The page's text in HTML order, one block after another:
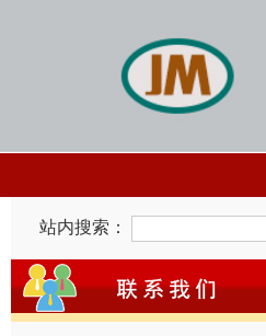
站内搜索：